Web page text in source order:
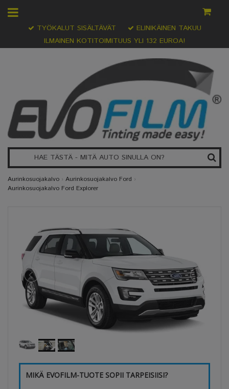
ILMAINEN KOTITOIMITUUS YLI 132 EUROA!
TYÖKALUT SISÄLTÄVÄT ELINIKÄINEN TAKUU
Aurinkosuojakalvo › Aurinkosuojakalvo Ford ›
Aurinkosuojakalvo Ford Explorer
MIKÄ EVOFILM-TUOTE SOPII TARPEISIISI?